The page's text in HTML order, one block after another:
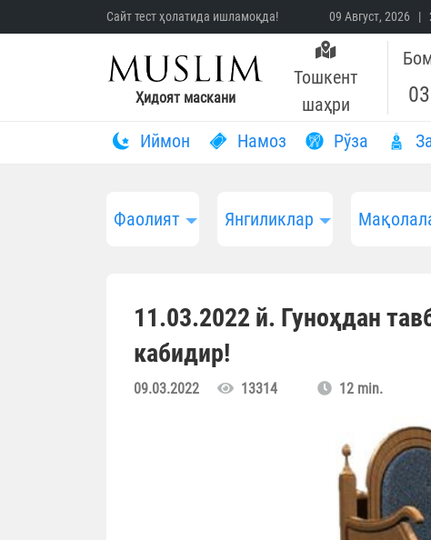
Сайт тест ҳолатида ишламоқда! 09 Август, 2026 |
Ҳидоят маскани
Тошкент
шаҳри
Иймон Намоз Рўза
Фаолият Янгиликлар
11.03.2022 й. Гуноҳдан
кабидир!
09.03.2022 13314 12 min.